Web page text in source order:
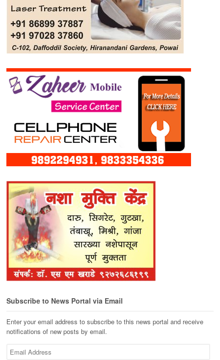
Subscribe to News Portal via Email
Enter your email address to subscribe to this news portal and receive
notifications of new posts by email.
Email
Address